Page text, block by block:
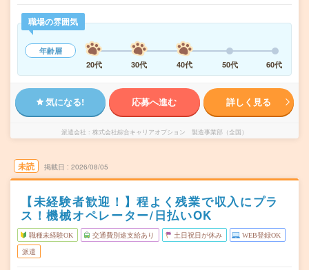
職場の雰囲気
年齢層
20代
30代 40代 50代 60代
気になる! 応募へ進む 詳しく見る
派遣会社 株式会社綜合キャリアオプション 製造事業部（全国）
未読 掲載日 2026/08/05
【未経験者歓迎！】程よく残業で収入にプラ
ス！機械オペレーター/日払いOK
職種未経験OK 交通費別途支給あり 土日祝日が休み WEB登録OK
派遣